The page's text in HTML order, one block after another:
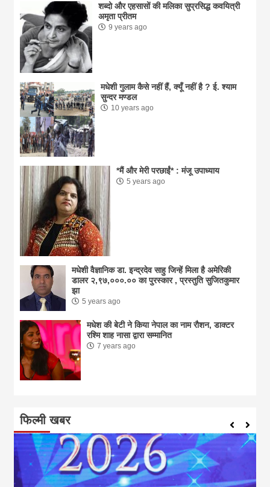
शब्दो और एहसासों की मलिका सुप्रसिद्ध कवयित्री
अमृता प्रीतम
9 years ago
मधेशी गुलाम कैसे नहीं हैं, क्यूँ नहीं है ? ई. श्याम
सुन्दर मण्डल
10 years ago
*मैं और मेरी परछाईं* : मंजू उपाध्याय
5 years ago
मधेशी वैज्ञानिक डा. इन्द्रदेव साहु जिन्हें मिला है अमेरिकी
डालर २,९७,०००.०० का पुरस्कार , प्रस्तुति सुजितकुमार
झा
5 years ago
मधेश की बेटी ने किया नेपाल का नाम राैशन, डाक्टर
रश्मि शाह नासा द्वारा सम्मानित
7 years ago
फिल्मी खबर